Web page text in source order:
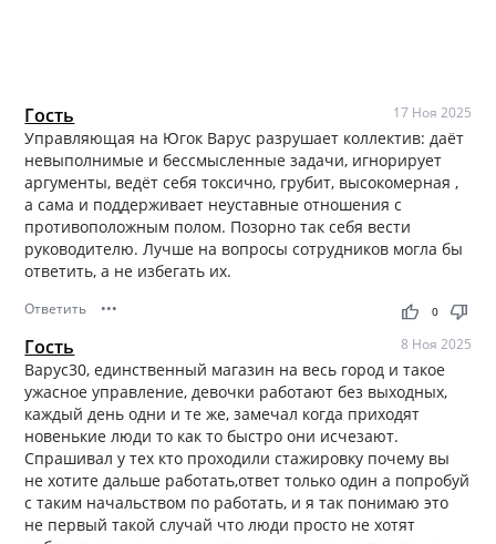
Гость 17 Ноя 2025
Управляющая на Югок Варус разрушает коллектив: даёт
невыполнимые и бессмысленные задачи, игнорирует
аргументы, ведёт себя токсично, грубит, высокомерная ,
а сама и поддерживает неуставные отношения с
противоположным полом. Позорно так себя вести
руководителю. Лучше на вопросы сотрудников могла бы
ответить, а не избегать их.
Ответить ••• thumb_up thumb_down
0
Гость 8 Ноя 2025
Варус30, единственный магазин на весь город и такое
ужасное управление, девочки работают без выходных,
каждый день одни и те же, замечал когда приходят
новенькие люди то как то быстро они исчезают.
Спрашивал у тех кто проходили стажировку почему вы
не хотите дальше работать,ответ только один а попробуй
с таким начальством по работать, и я так понимаю это
не первый такой случай что люди просто не хотят